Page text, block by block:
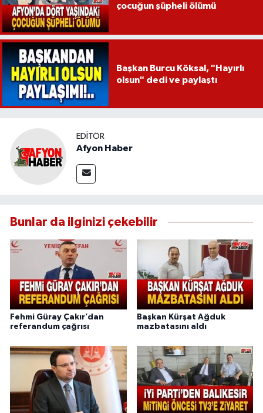
çocuğun şüpheli ölümü
Başkan Burcu Köksal, "Hayırlı
olsun" dedi ve paylaştı
EDITÖR
Afyon Haber
Bunlar da ilginizi çekebilir
Fehmi Güray Çakır’dan
referandum çağrısı
Başkan Kürşat Ağduk
mazbatasını aldı